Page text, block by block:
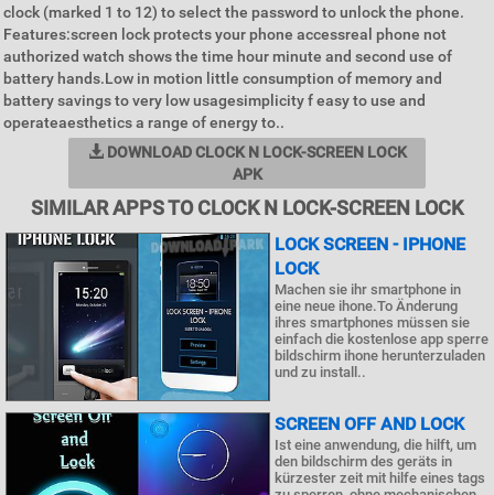
clock (marked 1 to 12) to select the password to unlock the phone.
Features:screen lock protects your phone accessreal phone not
authorized watch shows the time hour minute and second use of
battery hands.Low in motion little consumption of memory and
battery savings to very low usagesimplicity f easy to use and
operateaesthetics a range of energy to..
DOWNLOAD CLOCK N LOCK-SCREEN LOCK
APK
SIMILAR APPS TO CLOCK N LOCK-SCREEN LOCK
LOCK SCREEN - IPHONE
LOCK
Machen sie ihr smartphone in
eine neue ihone.To Änderung
ihres smartphones müssen sie
einfach die kostenlose app sperre
bildschirm ihone herunterzuladen
und zu install..
SCREEN OFF AND LOCK
Ist eine anwendung, die hilft, um
den bildschirm des geräts in
kürzester zeit mit hilfe eines tags